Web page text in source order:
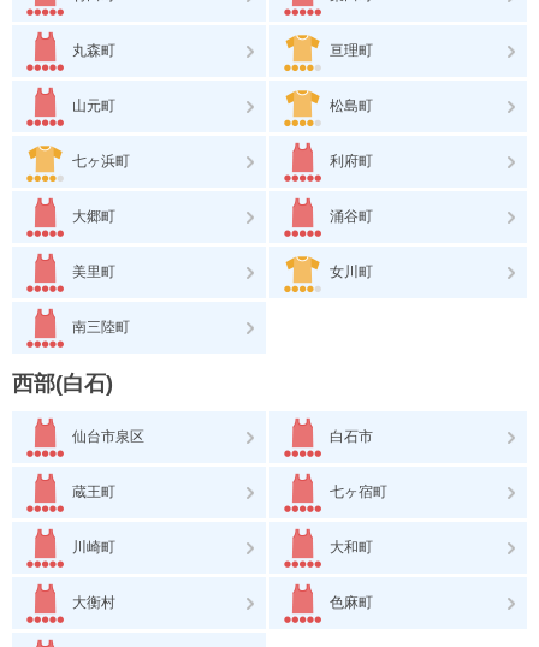
丸森町 亘理町
山元町 松島町
七ヶ浜町 利府町
大郷町 涌谷町
美里町 女川町
南三陸町
西部(白石)
仙台市泉区 白石市
蔵王町 七ヶ宿町
川崎町 大和町
大衡村 色麻町